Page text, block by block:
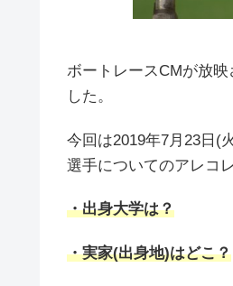
ボートレースCMが放
した。
今回は2019年7月23日(
選手についてのアレコ
・出身大学は？
・実家(出身地)はどこ？